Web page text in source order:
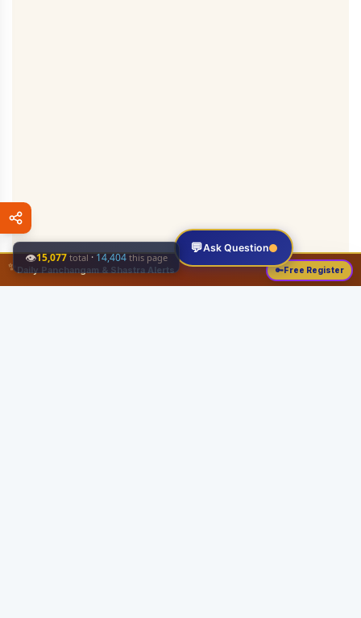
💬Ask Question
✨ Daily Panchangam & Shastra Alerts 🔑Free Register
👁15,077 total · 14,404 this page